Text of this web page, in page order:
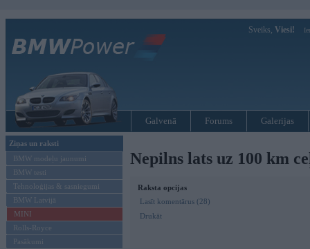
Sveiks, Viesi!
Galvenā Forums Galerijas
Ziņas un raksti
BMW modeļu jaunumi
BMW testi
Tehnoloģijas & sasniegumi
BMW Latvijā
MINI
Rolls-Royce
Pasākumi
Nepilns lats uz 100 km
Raksta opcijas
Lasīt komentārus (28)
Drukāt